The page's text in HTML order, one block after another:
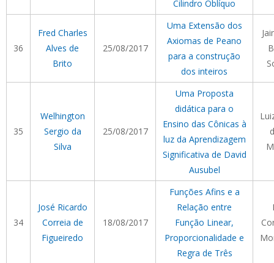
Cilindro Oblíquo
36
Fred Charles
Alves de
Brito
25/08/2017
Uma Extensão dos
Axiomas de Peano
para a construção
dos inteiros
35
Welhington
Sergio da
Silva
25/08/2017
Uma Proposta
didática para o
Ensino das Cônicas à
luz da Aprendizagem
Significativa de David
Ausubel
34
José Ricardo
Correia de
Figueiredo
18/08/2017
Funções Afins e a
Relação entre
Função Linear,
Proporcionalidade e
Regra de Três